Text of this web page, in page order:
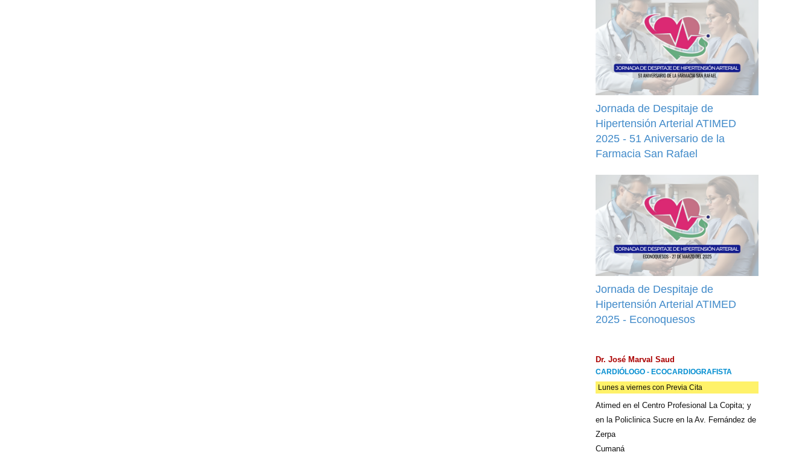
Jornada de Despitaje de
Hipertensión Arterial ATIMED
2025 - 51 Aniversario de la
Farmacia San Rafael
Jornada de Despitaje de
Hipertensión Arterial ATIMED
2025 - Econoquesos
Dr. José Marval Saud
CARDIÓLOGO - ECOCARDIOGRAFISTA
Lunes a viernes con Previa Cita
Atimed en el Centro Profesional La Copita; y
en la Policlinica Sucre en la Av. Fernández de
Zerpa
Cumaná